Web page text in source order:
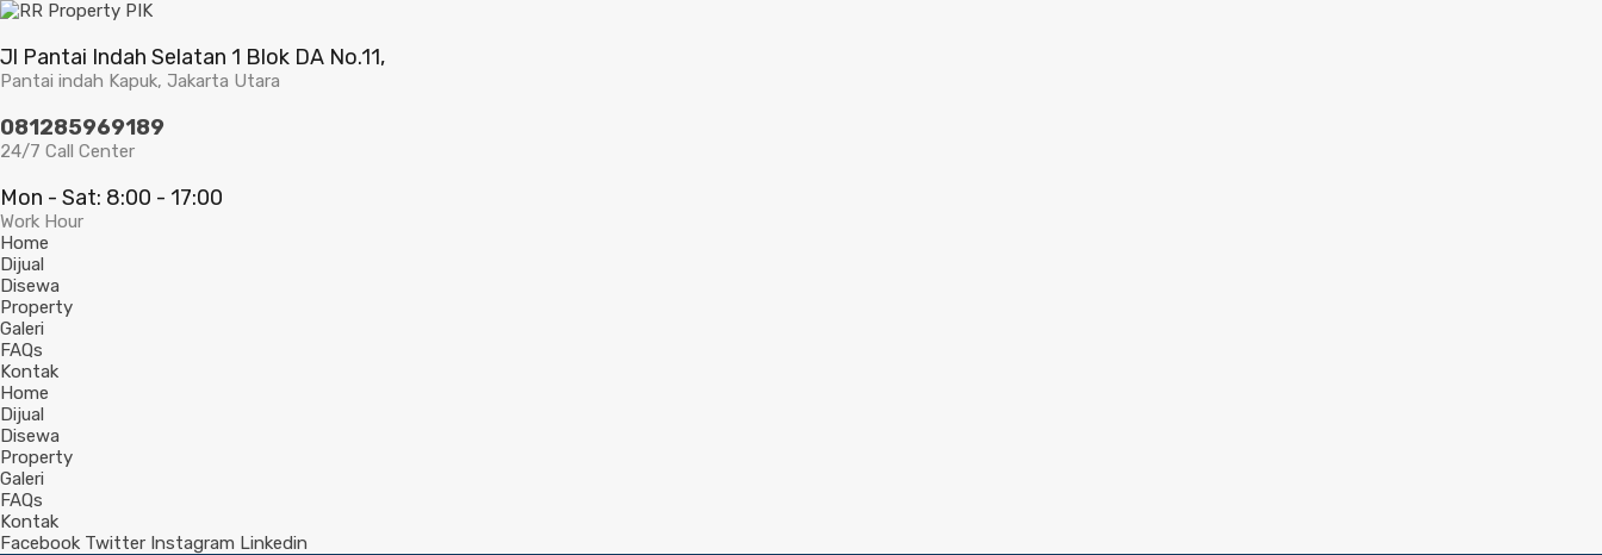
Jl Pantai Indah Selatan 1 Blok DA No.11,
Pantai indah Kapuk, Jakarta Utara
081285969189
24/7 Call Center
Mon - Sat: 8:00 - 17:00
Work Hour
Home
Dijual
Disewa
Property
Galeri
FAQs
Kontak
Home
Dijual
Disewa
Property
Galeri
FAQs
Kontak
Facebook Twitter Instagram Linkedin